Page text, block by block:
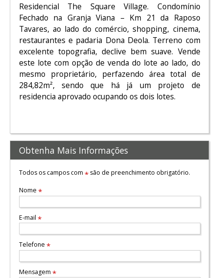
Residencial The Square Village. Condomínio
Fechado na Granja Viana – Km 21 da Raposo
Tavares, ao lado do comércio, shopping, cinema,
restaurantes e padaria Dona Deola. Terreno com
excelente topografia, declive bem suave. Vende
este lote com opção de venda do lote ao lado, do
mesmo proprietário, perfazendo área total de
284,82m², sendo que há já um projeto de
residencia aprovado ocupando os dois lotes.
Obtenha Mais Informações
Todos os campos com *são de preenchimento obrigatório.
Nome *
E-mail *
Telefone *
Mensagem *